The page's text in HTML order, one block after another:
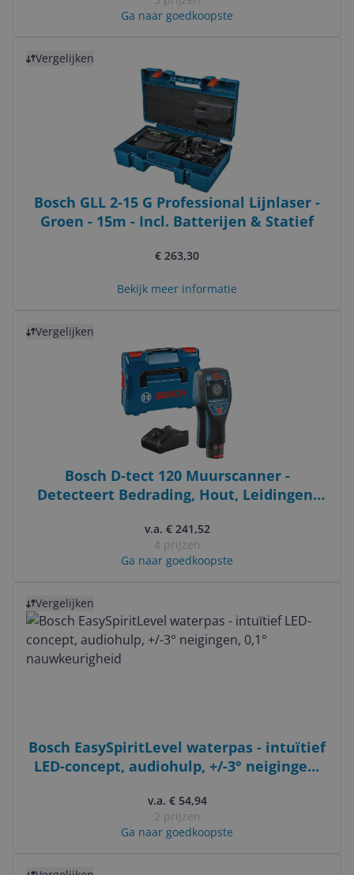
Ga naar goedkoopste
Vergelijken
Bosch GLL 2-15 G Professional Lijnlaser -
Groen - 15m - Incl. Batterijen & Statief
€ 263,30
Bekijk meer informatie
Vergelijken
Bosch D-tect 120 Muurscanner -
Detecteert Bedrading, Hout, Leidingen,
v.a. € 241,52
4 prijzen
Ga naar goedkoopste
Vergelijken
Bosch EasySpiritLevel waterpas - intuïtief
LED-concept, audiohulp, +/-3° neigingen,
v.a. € 54,94
2 prijzen
Ga naar goedkoopste